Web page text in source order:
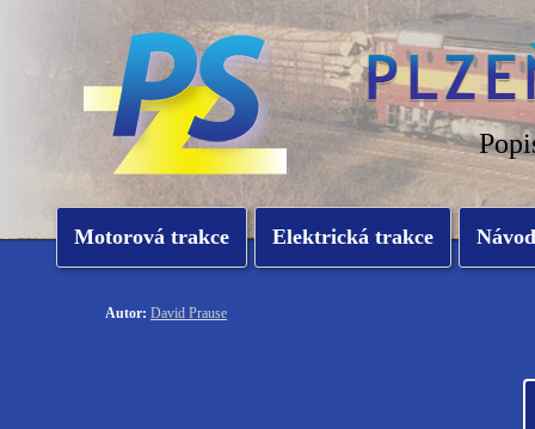
Motorová trakce Elektrická trakce
Autor: David Prause